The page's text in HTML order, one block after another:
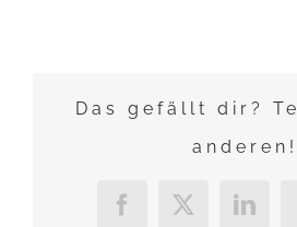
Das gefällt dir?
anderen!
Facebook
X